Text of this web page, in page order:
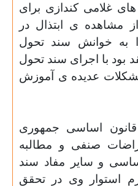
غلامی کندازی برای
ی ابتذال در
به خوانش سند تحول
بود با اجرای سند تحول
عدیده ی آموزش
تاکید بر اصل ۲۷ قانون اساسی جمهوری
صنفی و مطالبه
و سایر مفاد سند
استوار وی در تحقق